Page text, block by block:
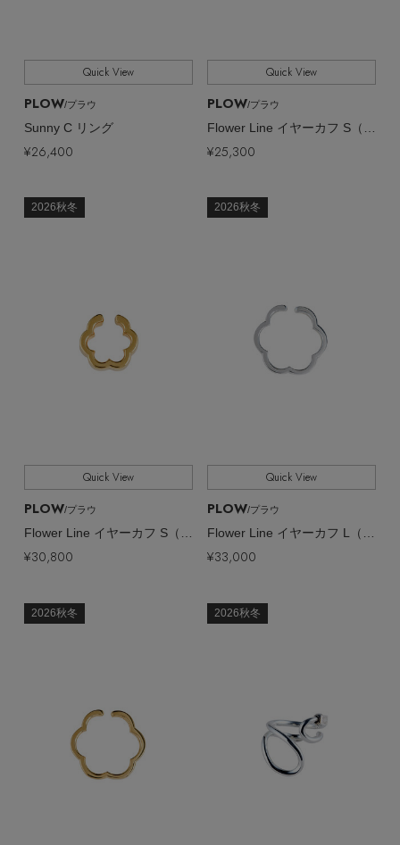
Quick View
PLOW/プラウ
Sunny C リング
¥26,400
Quick View
PLOW/プラウ
¥25,300
2026秋冬
Quick View
PLOW/プラウ
¥30,800
2026秋冬
Quick View
PLOW/プラウ
¥33,000
2026秋冬 2026秋冬